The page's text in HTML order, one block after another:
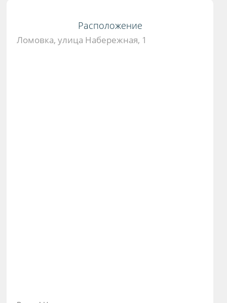
Расположение
Ломовка, улица Набережная, 1